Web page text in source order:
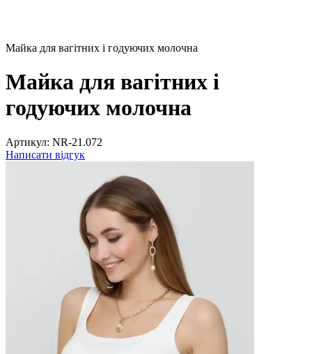
Майка для вагітних і годуючих молочна
Майка для вагітних і
годуючих молочна
Артикул: NR-21.072
Написати відгук